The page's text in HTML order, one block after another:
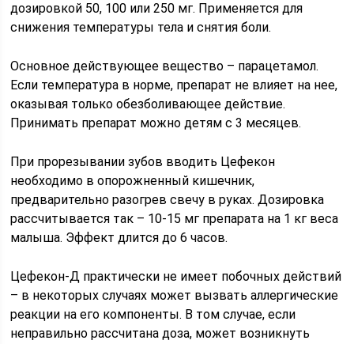
дозировкой 50, 100 или 250 мг. Применяется для
снижения температуры тела и снятия боли.
Основное действующее вещество – парацетамол.
Если температура в норме, препарат не влияет на нее,
оказывая только обезболивающее действие.
Принимать препарат можно детям с 3 месяцев.
При прорезывании зубов вводить Цефекон
необходимо в опорожненный кишечник,
предварительно разогрев свечу в руках. Дозировка
рассчитывается так – 10-15 мг препарата на 1 кг веса
малыша. Эффект длится до 6 часов.
Цефекон-Д практически не имеет побочных действий
– в некоторых случаях может вызвать аллергические
реакции на его компоненты. В том случае, если
неправильно рассчитана доза, может возникнуть